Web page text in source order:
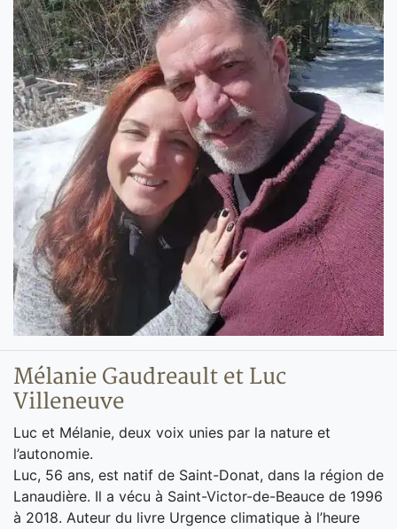
Mélanie Gaudreault et Luc
Villeneuve
Luc et Mélanie, deux voix unies par la nature et
l’autonomie.
Luc, 56 ans, est natif de Saint-Donat, dans la région de
Lanaudière. Il a vécu à Saint-Victor-de-Beauce de 1996
à 2018. Auteur du livre Urgence climatique à l’heure